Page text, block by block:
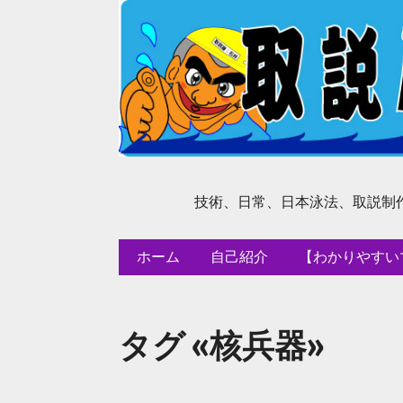
技術、日常、日本泳法、取説
ホーム 自己紹介 【わかりやす
タグ «核兵器»